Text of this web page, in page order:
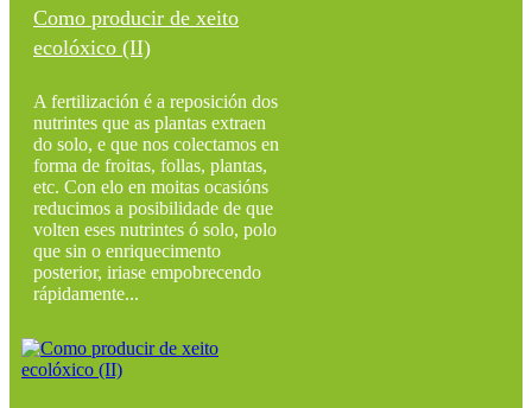
Como producir de xeito
ecolóxico (II)
A fertilización é a reposición dos
nutrintes que as plantas extraen
do solo, e que nos colectamos en
forma de froitas, follas, plantas,
etc. Con elo en moitas ocasións
reducimos a posibilidade de que
volten eses nutrintes ó solo, polo
que sin o enriquecimento
posterior, iriase empobrecendo
rápidamente...